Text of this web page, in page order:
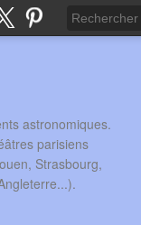
astronomiques.
parisiens
Strasbourg,